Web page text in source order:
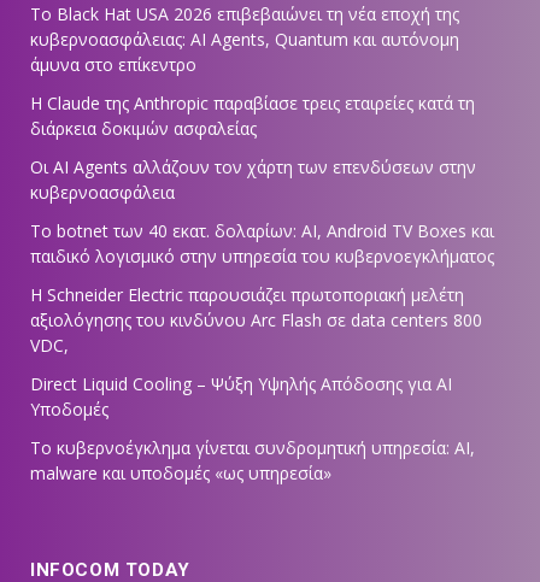
Το Black Hat USA 2026 επιβεβαιώνει τη νέα εποχή της
κυβερνοασφάλειας: AI Agents, Quantum και αυτόνομη
άμυνα στο επίκεντρο
Η Claude της Anthropic παραβίασε τρεις εταιρείες κατά τη
διάρκεια δοκιμών ασφαλείας
Οι AI Agents αλλάζουν τον χάρτη των επενδύσεων στην
κυβερνοασφάλεια
Το botnet των 40 εκατ. δολαρίων: AI, Android TV Boxes και
παιδικό λογισμικό στην υπηρεσία του κυβερνοεγκλήματος
Η Schneider Electric παρουσιάζει πρωτοποριακή μελέτη
αξιολόγησης του κινδύνου Arc Flash σε data centers 800
VDC,
Direct Liquid Cooling – Ψύξη Υψηλής Απόδοσης για AI
Υποδομές
Το κυβερνοέγκλημα γίνεται συνδρομητική υπηρεσία: AI,
malware και υποδομές «ως υπηρεσία»
INFOCOM TODAY